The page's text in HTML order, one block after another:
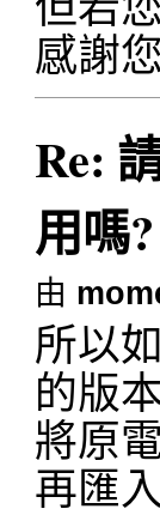
感謝您
Re:
用嗎?
由
所以
的版
將原
再匯